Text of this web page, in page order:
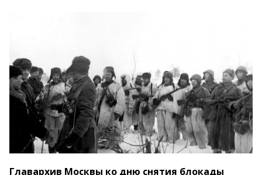
Главархив Москвы ко дню снятия блокады